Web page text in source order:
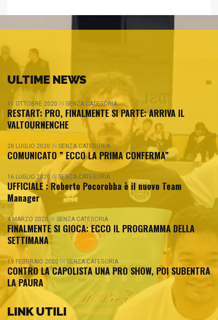
ULTIME NEWS
11 OTTOBRE 2020 IN SENZA CATEGORIA
RESTART: PRO, FINALMENTE SI PARTE: ARRIVA IL
VALTOURNENCHE
28 LUGLIO 2020 IN SENZA CATEGORIA
COMUNICATO ” ECCO LA PRIMA CONFERMA”
16 LUGLIO 2020 IN SENZA CATEGORIA
UFFICIALE : Roberto Pocorobba è il nuovo Team
Manager
4 MARZO 2020 IN SENZA CATEGORIA
FINALMENTE SI GIOCA: ECCO IL PROGRAMMA DELLA
SETTIMANA
19 FEBBRAIO 2020 IN SENZA CATEGORIA
CONTRO LA CAPOLISTA UNA PRO SHOW, POI SUBENTRA
LA PAURA
LINK UTILI